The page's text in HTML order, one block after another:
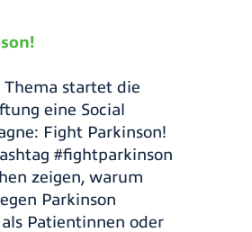
Thema startet die
eine Social
Fight Parkinson!
#fightparkinson
zeigen, warum
Parkinson
Patientinnen oder